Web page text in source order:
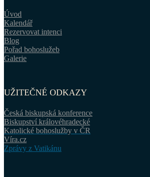
Úvod
Kalendář
Rezervovat intenci
Blog
Pořad bohoslužeb
Galerie
UŽITEČNÉ ODKAZY
Česká biskupská konference
Biskupství královéhradecké
Katolické bohoslužby v ČR
Víra.cz
Zprávy z Vatikánu